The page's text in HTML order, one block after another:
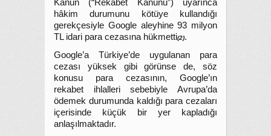
Kanun (“Rekabet Kanunu”) uyarınca
hâkim durumunu kötüye kullandığı
gerekçesiyle Google aleyhine 93 milyon
TL idari para cezasına hükmetti(2).
Google’a Türkiye’de uygulanan para
cezası yüksek gibi görünse de, söz
konusu para cezasının, Google’ın
rekabet ihlalleri sebebiyle Avrupa’da
ödemek durumunda kaldığı para cezaları
içerisinde küçük bir yer kapladığı
anlaşılmaktadır.